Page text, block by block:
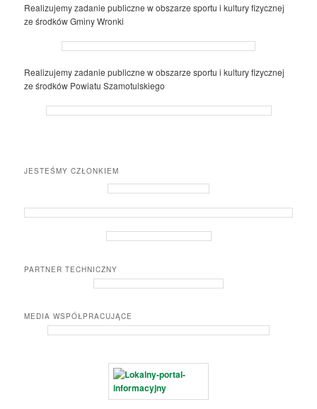
Realizujemy zadanie publiczne w obszarze sportu i kultury fizycznej
ze środków Gminy Wronki
Realizujemy zadanie publiczne w obszarze sportu i kultury fizycznej
ze środków Powiatu Szamotulskiego
JESTEŚMY CZŁONKIEM
PARTNER TECHNICZNY
MEDIA WSPÓŁPRACUJĄCE